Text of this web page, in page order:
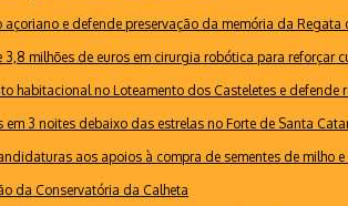
e defende preservação da memória da Regata
3,8 milhões de euros em cirurgia robótica para reforçar
habitacional no Loteamento dos Casteletes e defende
3 noites debaixo das estrelas no Forte de Santa
aos apoios à compra de sementes de milho
da Conservatória da Calheta